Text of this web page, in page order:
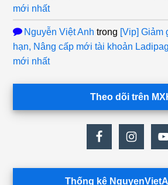
mới nhất
Nguyễn Việt Anh trong [Vip] Giảm
hạn, Nâng cấp mới tài khoản
mới nhất
Theo dõi trên
Thống kê